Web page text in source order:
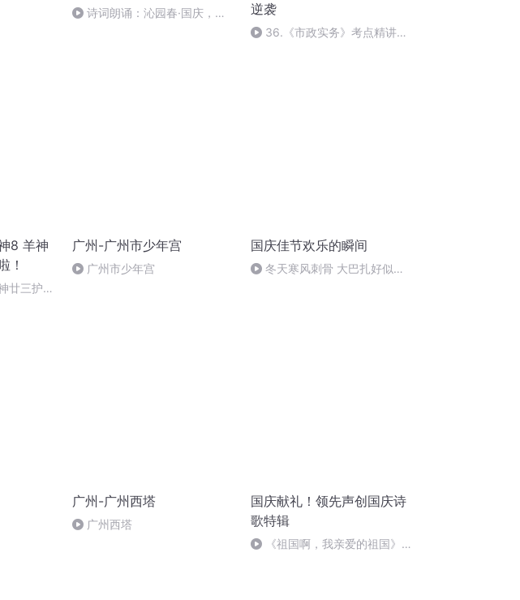
诗词朗诵：沁园春·国庆，朗
逆袭
36.《市政实务》考点精讲第
8 羊神
！
廿三护祭
广州-广州市少年宫
广州市少年宫
国庆佳节欢乐的瞬间
冬天寒风刺骨 大巴扎好似温
广州-广州西塔
广州西塔
国庆献礼！领先声创国庆诗
歌特辑
《祖国啊，我亲爱的祖国》温